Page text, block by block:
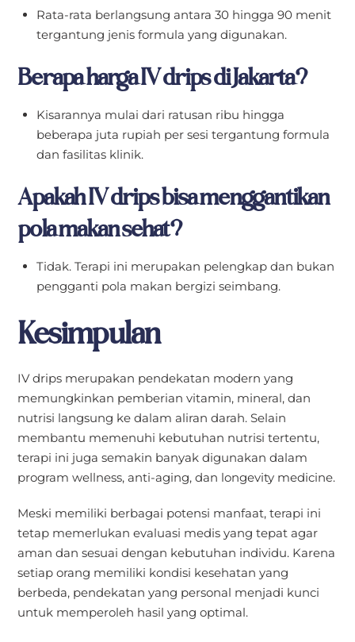
Rata-rata berlangsung antara 30 hingga 90 menit
tergantung jenis formula yang digunakan.
Berapa harga IV drips di Jakarta?
Kisarannya mulai dari ratusan ribu hingga
beberapa juta rupiah per sesi tergantung formula
dan fasilitas klinik.
Apakah IV drips bisa menggantikan
pola makan sehat?
Tidak. Terapi ini merupakan pelengkap dan bukan
pengganti pola makan bergizi seimbang.
Kesimpulan
IV drips merupakan pendekatan modern yang
memungkinkan pemberian vitamin, mineral, dan
nutrisi langsung ke dalam aliran darah. Selain
membantu memenuhi kebutuhan nutrisi tertentu,
terapi ini juga semakin banyak digunakan dalam
program wellness, anti-aging, dan longevity medicine.
Meski memiliki berbagai potensi manfaat, terapi ini
tetap memerlukan evaluasi medis yang tepat agar
aman dan sesuai dengan kebutuhan individu. Karena
setiap orang memiliki kondisi kesehatan yang
berbeda, pendekatan yang personal menjadi kunci
untuk memperoleh hasil yang optimal.